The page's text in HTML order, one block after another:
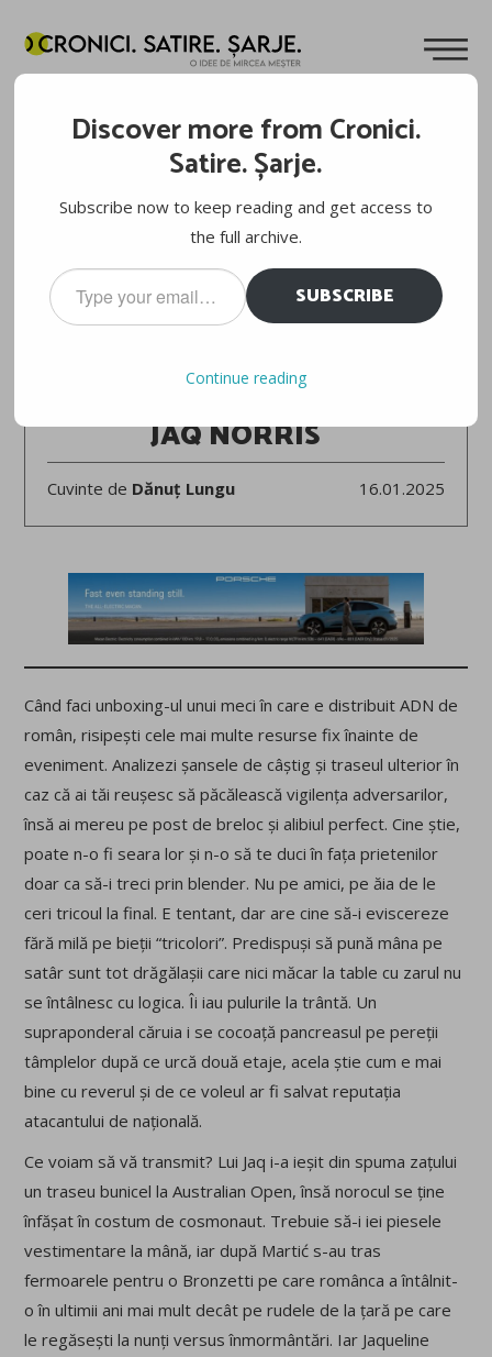
JAQ NORRIS
Cuvinte de Dănuț Lungu 16.01.2025
Când faci unboxing-ul unui meci în care e distribuit ADN de
român, risipești cele mai multe resurse fix înainte de
eveniment. Analizezi șansele de câștig și traseul ulterior în
caz că ai tăi reușesc să păcălească vigilența adversarilor,
însă ai mereu pe post de breloc și alibiul perfect. Cine știe,
poate n-o fi seara lor și n-o să te duci în fața prietenilor
doar ca să-i treci prin blender. Nu pe amici, pe ăia de le
ceri tricoul la final. E tentant, dar are cine să-i eviscereze
fără milă pe bieții “tricolori”. Predispuși să pună mâna pe
satâr sunt tot drăgălașii care nici măcar la table cu zarul nu
se întâlnesc cu logica. Îi iau pulurile la trântă. Un
supraponderal căruia i se cocoață pancreasul pe pereții
tâmplelor după ce urcă două etaje, acela știe cum e mai
bine cu reverul și de ce voleul ar fi salvat reputația
atacantului de națională.
Ce voiam să vă transmit? Lui Jaq i-a ieșit din spuma zațului
un traseu bunicel la Australian Open, însă norocul se ține
înfășat în costum de cosmonaut. Trebuie să-i iei piesele
vestimentare la mână, iar după Martić s-au tras
fermoarele pentru o Bronzetti pe care românca a întâlnit-
o în ultimii ani mai mult decât pe rudele de la țară pe care
le regăsești la nunți versus înmormântări. Iar Jaqueline
Discover more from Cronici.
Satire. Șarje.
Subscribe now to keep reading and get access to
the full archive.
Type
your
email…
SUBSCRIBE
Continue reading